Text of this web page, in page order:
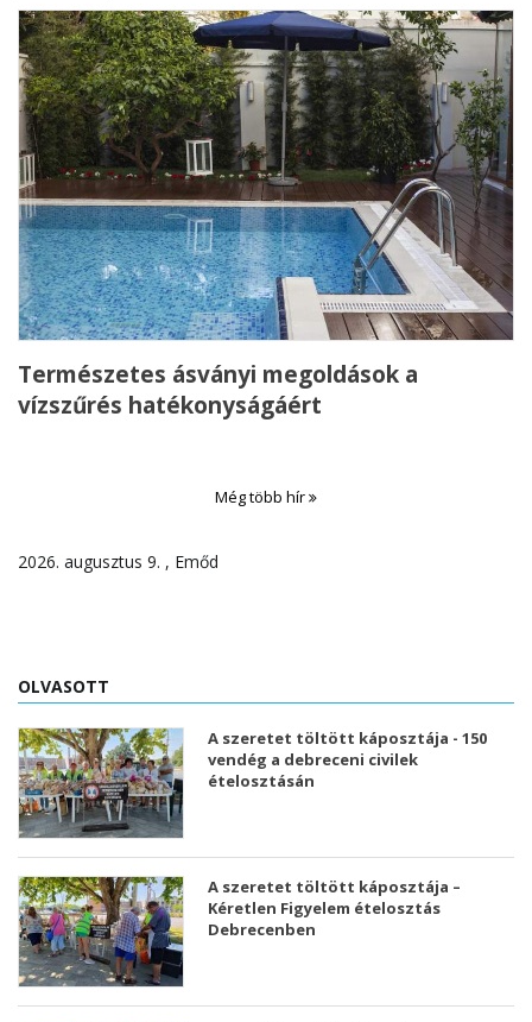
Természetes ásványi megoldások a
vízszűrés hatékonyságáért
Még több hír
2026. augusztus 9. , Emőd
OLVASOTT
A szeretet töltött káposztája - 150
vendég a debreceni civilek
ételosztásán
A szeretet töltött káposztája –
Kéretlen Figyelem ételosztás
Debrecenben